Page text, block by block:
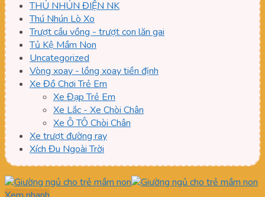
THÚ NHÚN ĐIỆN NK
Thú Nhún Lò Xo
Trượt cầu vồng - trượt con lăn gai
Tủ Kệ Mầm Non
Uncategorized
Vòng xoay - lồng xoay tiền định
Xe Đồ Chơi Trẻ Em
Xe Đạp Trẻ Em
Xe Lắc - Xe Chòi Chân
Xe Ô TÔ Chòi Chân
Xe trượt đường ray
Xích Đu Ngoài Trời